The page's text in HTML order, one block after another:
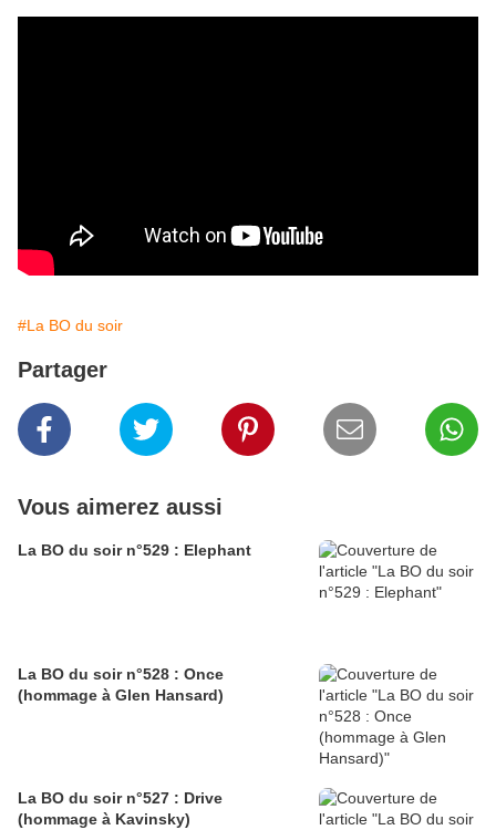
#La BO du soir
Partager
Vous aimerez aussi
La BO du soir n°529 : Elephant
La BO du soir n°528 : Once
(hommage à Glen Hansard)
La BO du soir n°527 : Drive
(hommage à Kavinsky)